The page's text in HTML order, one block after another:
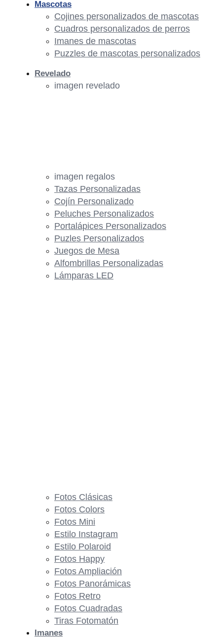
imagen regalos
Tazas Personalizadas
Cojín Personalizado
Peluches Personalizados
Portalápices Personalizados
Puzles Personalizados
Juegos de Mesa
Alfombrillas Personalizadas
Lámparas LED
Mascotas
Cojines personalizados de mascotas
Cuadros personalizados de perros
Imanes de mascotas
Puzzles de mascotas personalizados
Revelado
imagen revelado
Fotos Clásicas
Fotos Colors
Fotos Mini
Estilo Instagram
Estilo Polaroid
Fotos Happy
Fotos Ampliación
Fotos Panorámicas
Fotos Retro
Fotos Cuadradas
Tiras Fotomatón
Imanes